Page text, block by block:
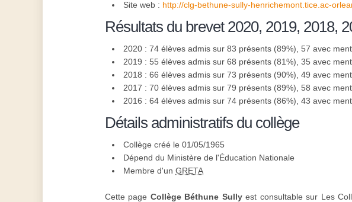
Site web : http://clg-bethune-sully-henrichemont.tice.ac-
Résultats du brevet 2020, 2019, 2018,
2020 : 74 élèves admis sur 83 présents (89%), 57 avec
2019 : 55 élèves admis sur 68 présents (81%), 35 avec
2018 : 66 élèves admis sur 73 présents (90%), 49 avec
2017 : 70 élèves admis sur 79 présents (89%), 58 avec
2016 : 64 élèves admis sur 74 présents (86%), 43 avec
Détails administratifs du collège
Collège créé le 01/05/1965
Dépend du Ministère de l'Éducation Nationale
Membre d'un GRETA
Cette page Collège Béthune Sullyest consultable sur Les